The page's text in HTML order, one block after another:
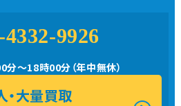
4332-9926
～18時00分（年中無休）
・大量買取